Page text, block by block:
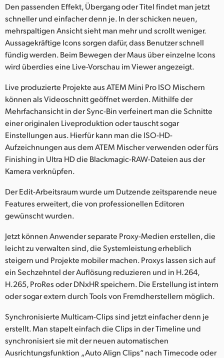
Den passenden Effekt, Übergang oder Titel findet man jetzt
schneller und einfacher denn je. In der schicken neuen,
mehrspaltigen Ansicht sieht man mehr und scrollt weniger.
Aussagekräftige Icons sorgen dafür, dass Benutzer schnell
fündig werden. Beim Bewegen der Maus über einzelne Icons
wird überdies eine Live-Vorschau im Viewer angezeigt.
Live produzierte Projekte aus ATEM Mini Pro ISO Mischern
können als Videoschnitt geöffnet werden. Mithilfe der
Mehrfachansicht in der Sync-Bin verfeinert man die Schnitte
einer originalen Liveproduktion oder tauscht sogar
Einstellungen aus. Hierfür kann man die ISO-HD-
Aufzeichnungen aus dem ATEM Mischer verwenden oder fürs
Finishing in Ultra HD die Blackmagic-RAW-Dateien aus der
Kamera verknüpfen.
Der Edit-Arbeitsraum wurde um Dutzende zeitsparende neue
Features erweitert, die von professionellen Editoren
gewünscht wurden.
Jetzt können Anwender separate Proxy-Medien erstellen, die
leicht zu verwalten sind, die Systemleistung erheblich
steigern und Projekte mobiler machen. Proxys lassen sich auf
ein Sechzehntel der Auflösung reduzieren und in H.264,
H.265, ProRes oder DNxHR speichern. Die Erstellung ist intern
oder sogar extern durch Tools von Fremdherstellern möglich.
Synchronisierte Multicam-Clips sind jetzt einfacher denn je
erstellt. Man stapelt einfach die Clips in der Timeline und
synchronisiert sie mit der neuen automatischen
Ausrichtungsfunktion „Auto Align Clips“ nach Timecode oder